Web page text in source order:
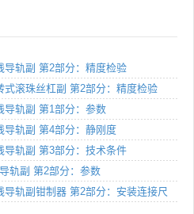
轨副 第2部分：精度检验
滚珠丝杠副 第2部分：精度检验
轨副 第1部分：参数
轨副 第4部分：静刚度
轨副 第3部分：技术条件
轨副 第2部分：参数
轨副钳制器 第2部分：安装连接尺